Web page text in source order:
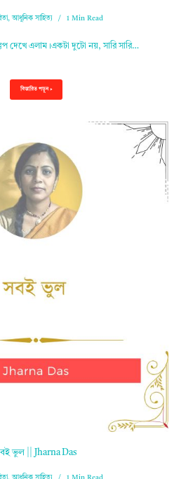
,আধুনিক সাহিত্য 1 Min Read
দেখে এলাম।একটা দুটো নয়, সারি সারি…
বিস্তারিত পড়ুন »
ভুল || Jharna Das